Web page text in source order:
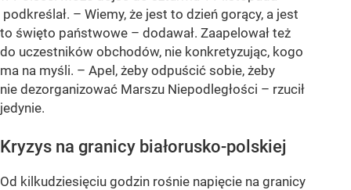
podkreślał. – Wiemy, że jest to dzień gorący, a jest
to święto państwowe – dodawał. Zaapelował też
do uczestników obchodów, nie konkretyzując, kogo
ma na myśli. – Apel, żeby odpuścić sobie, żeby
nie dezorganizować Marszu Niepodległości – rzucił
jedynie.
Kryzys na granicy białorusko-polskiej
Od kilkudziesięciu godzin rośnie napięcie na granicy